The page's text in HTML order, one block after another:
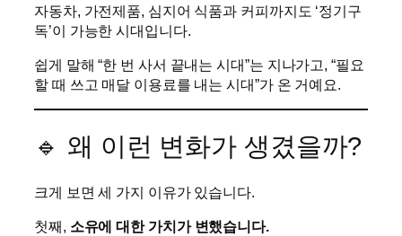
자동차, 가전제품, 심지어 식품과 커피까지도 ‘정기구
독’이 가능한 시대입니다.
쉽게 말해 “한 번 사서 끝내는 시대”는 지나가고, “필요
할 때 쓰고 매달 이용료를 내는 시대”가 온 거예요.
🔹 왜 이런 변화가 생겼을까?
크게 보면 세 가지 이유가 있습니다.
첫째, 소유에 대한 가치가 변했습니다.